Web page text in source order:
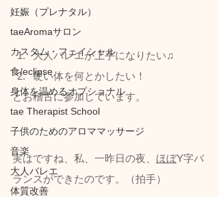
妊娠（プレナタル）
taeAromaサロン
カスタム・フェイシャル
食/eclipse
身体を温めるオプショナル
tae Therapist School
子供のためのアロママッサージ
音楽
大人バレエ
体質改善
大人バレエが上手になりたい♫
硬い体を何とかしたい！
とお稽古に参加しています。
実はですね、私、一昨日の夜、 ほぼY字バ
ランスができたのです。（拍手）